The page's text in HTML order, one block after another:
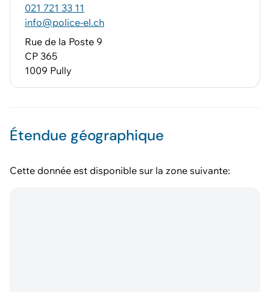
021 721 33 11
info@police-el.ch
Rue de la Poste 9
CP 365
1009 Pully
Étendue géographique
Cette donnée est disponible sur la zone suivante: